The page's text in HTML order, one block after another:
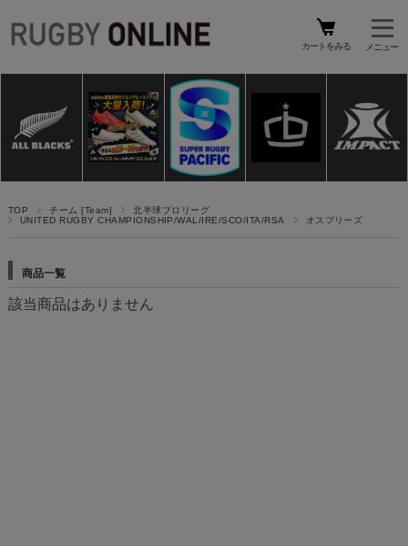
カートをみる
TOP チーム [Team]
北半球プロリーグ
UNITED RUGBY CHAMPIONSHIP/WAL/IRE/SCO/ITA/RSA
オスプリーズ
商品一覧
該当商品はありません